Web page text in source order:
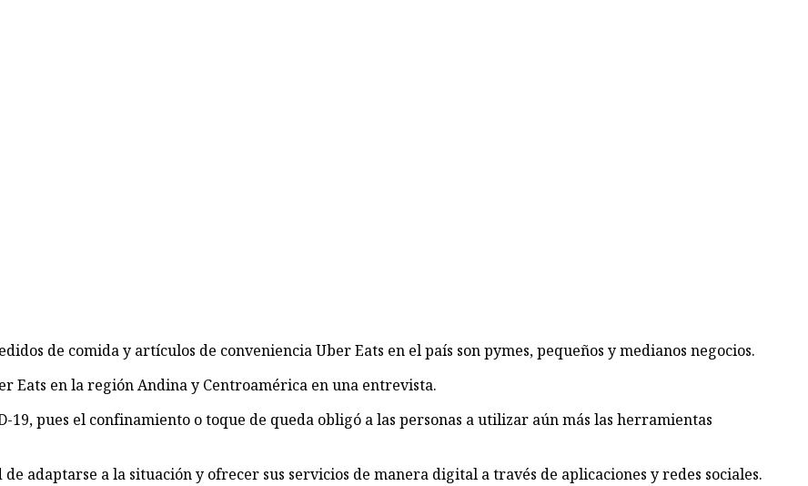
de comida y artículos de conveniencia Uber Eats en el país son pymes, pequeños y medianos negocios.
Eats en la región Andina y Centroamérica en una entrevista.
19, pues el confinamiento o toque de queda obligó a las personas a utilizar aún más las herramientas
adaptarse a la situación y ofrecer sus servicios de manera digital a través de aplicaciones y redes sociales.